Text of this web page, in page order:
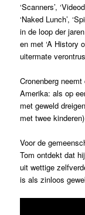
‘Scanners’,
‘Naked Lunch’,
in de loop der
en met ‘A History
uitermate
Cronenberg
Amerika: als op
met geweld
met twee
Voor de
Tom ontdekt dat
uit wettige
is als zinloos